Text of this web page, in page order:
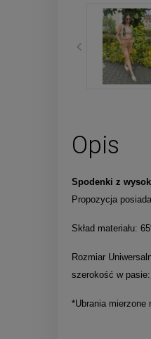
Opis
Spodenki z
Propozycja
Skład materiału:
Rozmiar
szerokość w
*Ubrania mierzone